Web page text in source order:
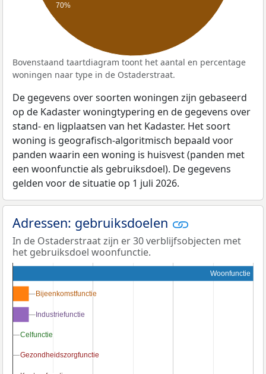
70%
Bovenstaand taartdiagram toont het aantal en percentage
woningen naar type in de Ostaderstraat.
De gegevens over soorten woningen zijn gebaseerd
op de Kadaster woningtypering en de gegevens over
stand- en ligplaatsen van het Kadaster. Het soort
woning is geografisch-algoritmisch bepaald voor
panden waarin een woning is huisvest (panden met
een woonfunctie als gebruiksdoel). De gegevens
gelden voor de situatie op 1 juli 2026.
Adressen: gebruiksdoelen
In de Ostaderstraat zijn er 30 verblijfsobjecten met
het gebruiksdoel woonfunctie.
Woonfunctie
Bijeenkomstfunctie
Bijeenkomstfunctie
Industriefunctie
Industriefunctie
Celfunctie
Celfunctie
Gezondheidszorgfunctie
Gezondheidszorgfunctie